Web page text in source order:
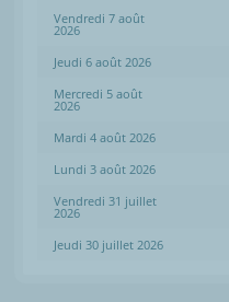
Vendredi 7 août
2026
Jeudi 6 août 2026
Mercredi 5 août
2026
Mardi 4 août 2026
Lundi 3 août 2026
Vendredi 31 juillet
2026
Jeudi 30 juillet 2026